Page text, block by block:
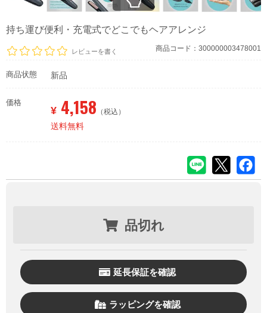
持ち運び便利・充電式でどこでもヘアアレンジ
レビューを書く 商品コード：300000003478001
商品状態 新品
価格
¥ 4,158 （税込）
送料無料
品切れ
延長保証を確認
ラッピングを確認